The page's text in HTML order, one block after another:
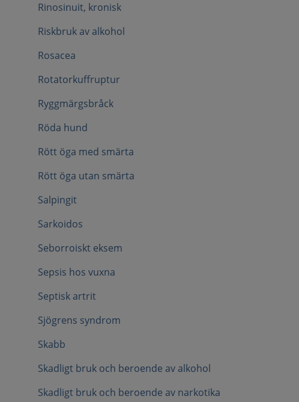
Rinosinuit, kronisk
Riskbruk av alkohol
Rosacea
Rotatorkuffruptur
Ryggmärgsbråck
Röda hund
Rött öga med smärta
Rött öga utan smärta
Salpingit
Sarkoidos
Seborroiskt eksem
Sepsis hos vuxna
Septisk artrit
Sjögrens syndrom
Skabb
Skadligt bruk och beroende av alkohol
Skadligt bruk och beroende av narkotika